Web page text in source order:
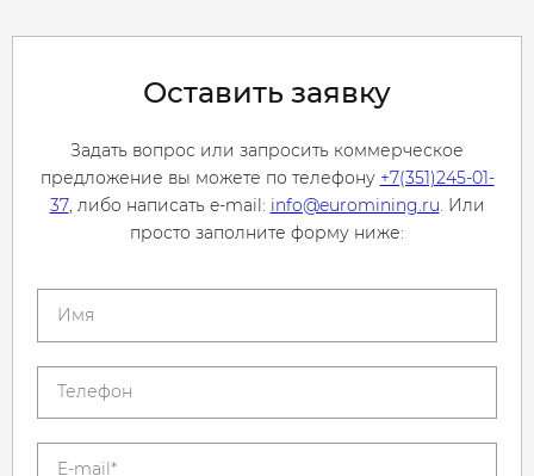
Оставить заявку
Задать вопрос или запросить коммерческое
предложение вы можете по телефону +7(351)245-01-
37, либо написать e-mail: info@euromining.ru. Или
просто заполните форму ниже: